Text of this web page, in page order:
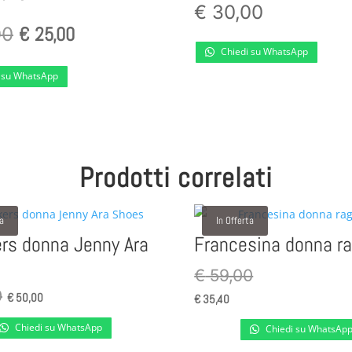
Il
prezzo
€ 30,00.
€ 25,00Il
€ 25,00.
WhatsApp
€ 30,00
Chiedi su WhatsApp
Prodotti correlati
donna Jenny Ara
Il
prezzo
originale
€ 50,00Il
prezzo
attuale
Chiedi su WhatsApp
In Offerta
Francesina donna
€59,00
€ 35,40
Chiedi su WhatsApp